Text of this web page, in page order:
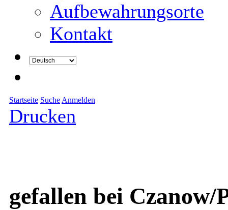
Aufbewahrungsorte
Kontakt
Startseite Suche Anmelden
Drucken
gefallen bei Czanow/